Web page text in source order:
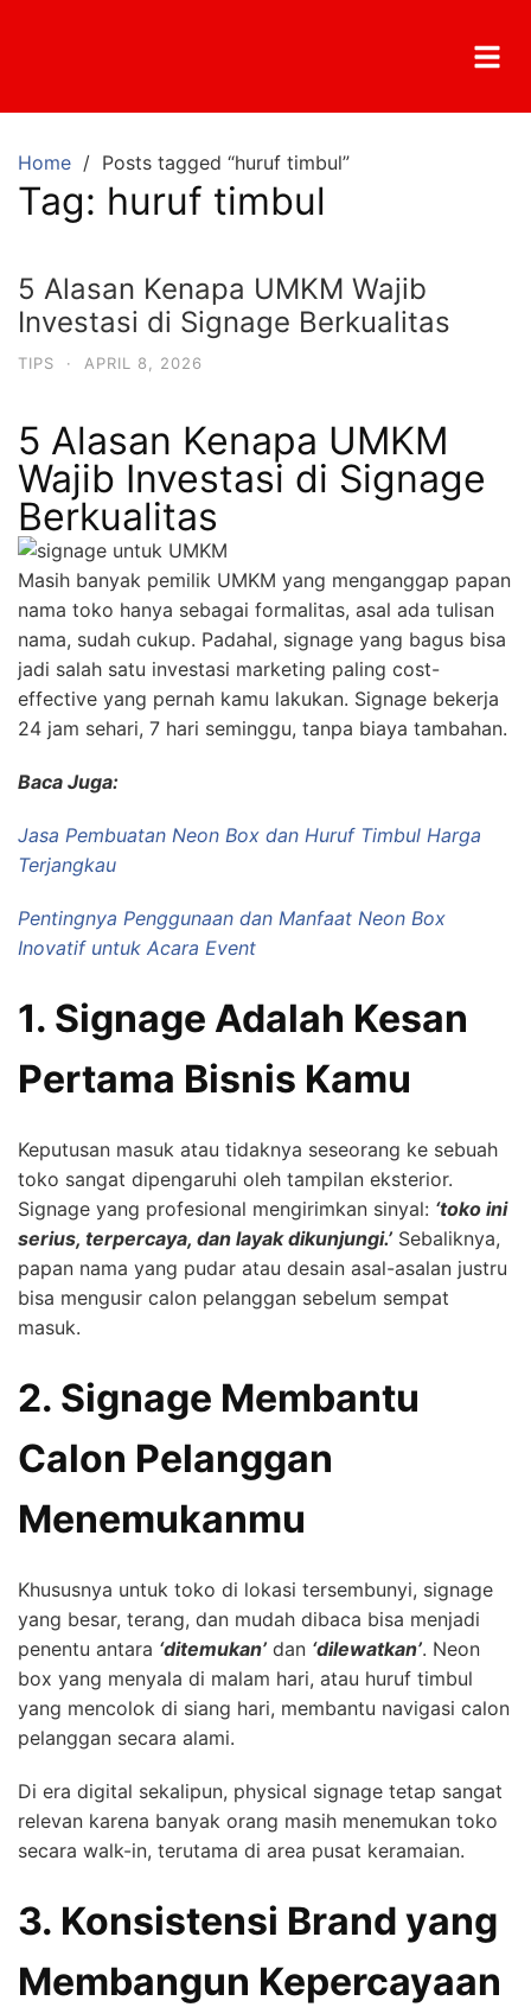
Home Posts tagged “huruf timbul”
Tag: huruf timbul
5 Alasan Kenapa UMKM Wajib
Investasi di Signage Berkualitas
TIPS · APRIL 8, 2026
5 Alasan Kenapa UMKM
Wajib Investasi di Signage
Berkualitas
Masih banyak pemilik UMKM yang menganggap papan
nama toko hanya sebagai formalitas, asal ada tulisan
nama, sudah cukup. Padahal, signage yang bagus bisa
jadi salah satu investasi marketing paling cost-
effective yang pernah kamu lakukan. Signage bekerja
24 jam sehari, 7 hari seminggu, tanpa biaya tambahan.
Baca Juga:
Jasa Pembuatan Neon Box dan Huruf Timbul Harga
Terjangkau
Pentingnya Penggunaan dan Manfaat Neon Box
Inovatif untuk Acara Event
1. Signage Adalah Kesan
Pertama Bisnis Kamu
Keputusan masuk atau tidaknya seseorang ke sebuah
toko sangat dipengaruhi oleh tampilan eksterior.
Signage yang profesional mengirimkan sinyal: ‘toko ini
serius, terpercaya, dan layak dikunjungi.’ Sebaliknya,
papan nama yang pudar atau desain asal-asalan justru
bisa mengusir calon pelanggan sebelum sempat
masuk.
2. Signage Membantu
Calon Pelanggan
Menemukanmu
Khususnya untuk toko di lokasi tersembunyi, signage
yang besar, terang, dan mudah dibaca bisa menjadi
penentu antara ‘ditemukan’ dan ‘dilewatkan’. Neon
box yang menyala di malam hari, atau huruf timbul
yang mencolok di siang hari, membantu navigasi calon
pelanggan secara alami.
Di era digital sekalipun, physical signage tetap sangat
relevan karena banyak orang masih menemukan toko
secara walk-in, terutama di area pusat keramaian.
3. Konsistensi Brand yang
Membangun Kepercayaan